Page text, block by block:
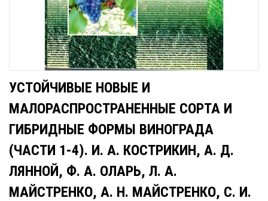
УСТОЙЧИВЫЕ НОВЫЕ И
МАЛОРАСПРОСТРАНЕННЫЕ СОРТА И
ГИБРИДНЫЕ ФОРМЫ ВИНОГРАДА
(ЧАСТИ 1-4). И. А. КОСТРИКИН, А. Д.
ЛЯННОЙ, Ф. А. ОЛАРЬ, Л. А.
МАЙСТРЕНКО, А. Н. МАЙСТРЕНКО, С. И.